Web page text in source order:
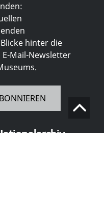
hinter die
Mail-Newsletter